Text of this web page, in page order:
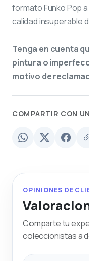
formato Funko Pop
calidad insuperable
Tenga en cuenta
pintura o
motivo de
COMPARTIR CON
OPINIONES DE
Comparte tu
coleccionistas a